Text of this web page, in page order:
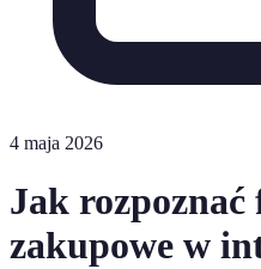
4 maja 2026
Jak rozpoznać
zakupowe w